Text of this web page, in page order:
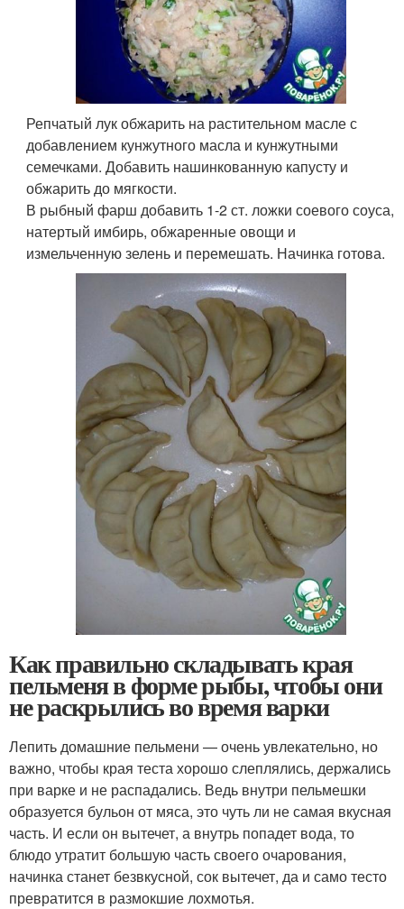
Репчатый лук обжарить на растительном масле с
добавлением кунжутного масла и кунжутными
семечками. Добавить нашинкованную капусту и
обжарить до мягкости.
В рыбный фарш добавить 1-2 ст. ложки соевого соуса,
натертый имбирь, обжаренные овощи и
измельченную зелень и перемешать. Начинка готова.
Как правильно складывать края
пельменя в форме рыбы, чтобы они
не раскрылись во время варки
Лепить домашние пельмени — очень увлекательно, но
важно, чтобы края теста хорошо слеплялись, держались
при варке и не распадались. Ведь внутри пельмешки
образуется бульон от мяса, это чуть ли не самая вкусная
часть. И если он вытечет, а внутрь попадет вода, то
блюдо утратит большую часть своего очарования,
начинка станет безвкусной, сок вытечет, да и само тесто
превратится в размокшие лохмотья.